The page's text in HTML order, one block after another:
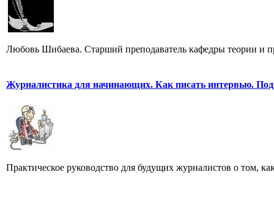
Любовь Шибаева. Старший преподаватель кафедры теории и
Журналистика для начинающих. Как писать интервью.
Практическое руководство для будущих журналистов о том,